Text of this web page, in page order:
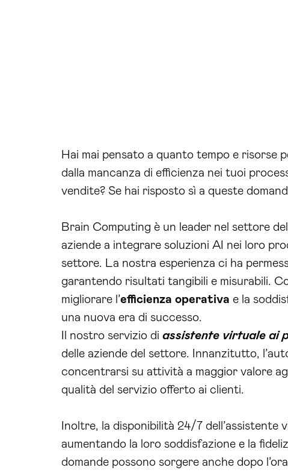
Hai mai pensato a quanto tempo e risorse
dalla mancanza di efficienza nei tuoi
vendite? Se hai risposto sì a queste
Brain Computing è un leader nel settore
aziende a integrare soluzioni AI nei loro
settore. La nostra esperienza ci ha
garantendo risultati tangibili e misurabili.
migliorare l’efficienza operativa e la
una nuova era di successo.
Il nostro servizio di assistente virtuale ai
delle aziende del settore. Innanzitutto,
concentrarsi su attività a maggior valore
qualità del servizio offerto ai clienti.
Inoltre, la disponibilità 24/7
aumentando la loro soddisfazione e la
domande possono sorgere anche dopo